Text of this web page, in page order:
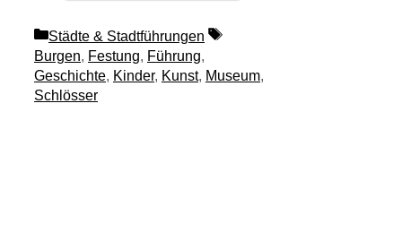
Kategorien
Städte & Stadtführungen
Schlagwörter
Burgen, Festung, Führung,
Geschichte, Kinder, Kunst, Museum,
Schlösser